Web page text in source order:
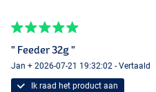
" Feeder 32g "
Jan + 2026-07-21 19:32:02 - Vertaald
Ik raad het product aan